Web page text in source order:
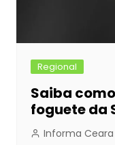
Regional
Saiba
foguete da
Informa Ceara